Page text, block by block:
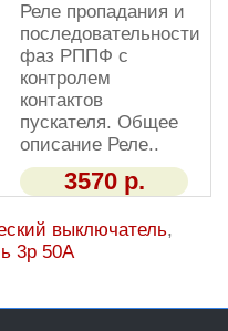
Реле пропадания и
последовательности
фаз РППФ с
контролем
контактов
пускателя. Общее
описание Реле..
3570 р.
выключатель,
3р 50А